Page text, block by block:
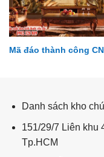
Mã đáo thành công
Danh sách kho
151/29/7 Liên khu
Tp.HCM